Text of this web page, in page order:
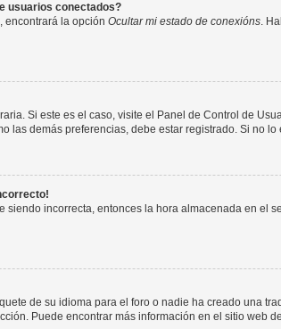
usuarios conectados?
encontrará la opción Ocultar mi estado de conexións.
Si este es el caso, visite el Panel de Control de
las demás preferencias, debe estar registrado. Si no
incorrecta, entonces la hora almacenada en el
de su idioma para el foro o nadie ha creado una
Puede encontrar más información en el sitio web de